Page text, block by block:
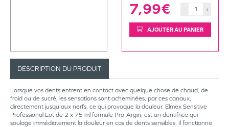
7,99€ - +
AJOUTER AU PANIER
DESCRIPTION DU PRODUIT
Lorsque vos dents entrent en contact avec quelque chose de chaud, de
froid ou de sucré, les sensations sont acheminées, par ces canaux,
directement jusqu'aux nerfs, ce qui provoque la douleur. Elmex Sensitive
Professional Lot de 2 x 75 ml formule Pro-Argin, est un dentifrice qui
soulage immédiatement la douleur en cas de dents sensibles. Il fonctionne